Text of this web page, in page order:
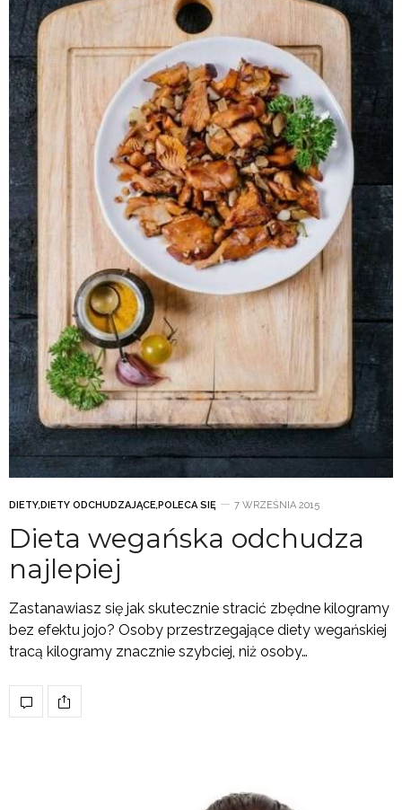
DIETY,DIETY ODCHUDZAJĄCE,POLECA SIĘ 7 WRZEŚNIA 2015
Dieta wegańska odchudza
najlepiej
Zastanawiasz się jak skutecznie stracić zbędne kilogramy
bez efektu jojo? Osoby przestrzegające diety wegańskiej
tracą kilogramy znacznie szybciej, niż osoby…